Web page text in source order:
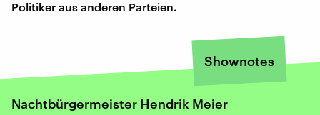
Politiker aus anderen Parteien.
Shownotes
Nachtbürgermeister Hendrik Meier